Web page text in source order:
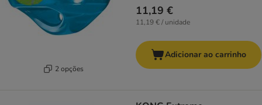
2 opções
11,19 €
11,19 € / unidade
Adicionar ao carrinho